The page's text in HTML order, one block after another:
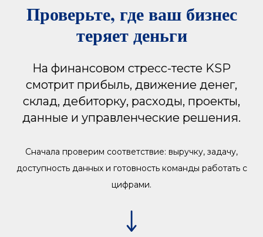
Проверьте, где ваш бизнес
теряет деньги
На финансовом стресс-тесте KSP
смотрит прибыль, движение денег,
склад, дебиторку, расходы, проекты,
данные и управленческие решения.
Сначала проверим соответствие: выручку, задачу,
доступность данных и готовность команды работать с
цифрами.